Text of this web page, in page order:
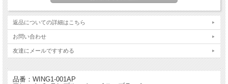
テンプルの小さなスライダーを動かすことによって、テンプルに隠されたワイヤー
が出てきます。このワイヤーで耳を包み込むようにホールドできるため、激しい動
きをするアクティビティでも安全で確かなフィットを得られます。
スライダーを元に戻せば、顔からサングラスを外すことなくワイヤーをテンプルに
革新的なWINGシステムは、動きの激しいスポーツのために世界中の主要なレッド
ブルアスリート共にテスト・開発されました。
サイズ： M (A57mm - B17mm - C145mm)
返品についての詳細はこちら
お問い合わせ
友達にメールですすめる
品番：WING1-001AP